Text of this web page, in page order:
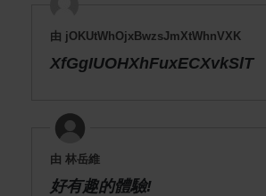
由 jOKUtWhOjxBwzsJmXtWhnVXK
XfGgIUOHXhFuxECXvkSlT
由 林岳維
好有趣的體驗!